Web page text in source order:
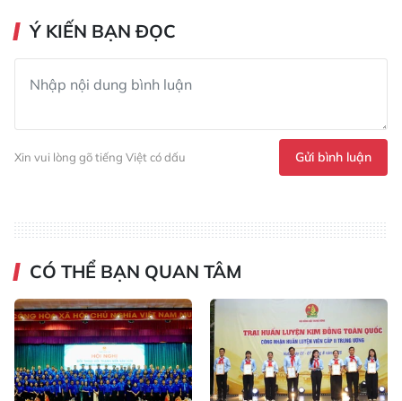
Ý KIẾN BẠN ĐỌC
Xin vui lòng gõ tiếng Việt có dấu Gửi bình luận
CÓ THỂ BẠN QUAN TÂM